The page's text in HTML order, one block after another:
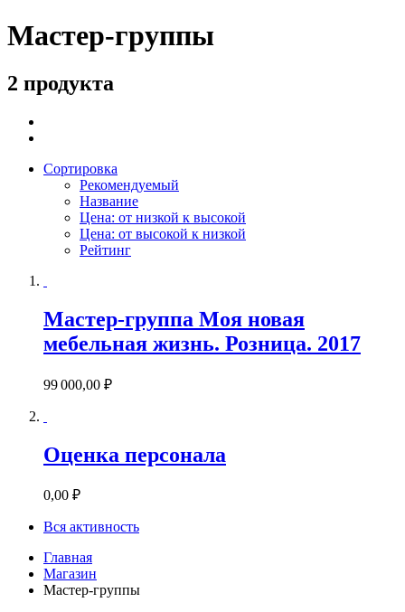
Мастер-группы
2 продукта
Сортировка
Рекомендуемый
Название
Цена: от низкой к высокой
Цена: от высокой к низкой
Рейтинг
Мастер-группа Моя новая
мебельная жизнь. Розница. 2017
99 000,00 ₽
Оценка персонала
0,00 ₽
Вся активность
Главная
Магазин
Мастер-группы